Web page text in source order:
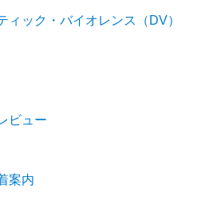
ィック・バイオレンス（DV）
ビュー
案内